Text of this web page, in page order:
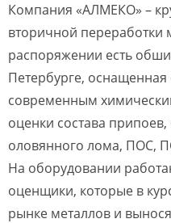
Компания «АЛМЕКО» –
вторичной переработки
распоряжении есть
Петербурге,
современным
оценки состава
оловянного лома, ПОС,
На оборудовании
оценщики, которые в
рынке металлов и